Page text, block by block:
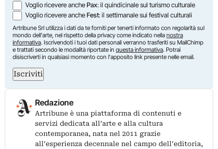
Voglio ricevere anchePax: il quindicinale sul turismo culturale
Voglio ricevere ancheFest: il settimanale sui festival culturali
Artribune Srl utilizza i dati da te forniti per tenerti informato con regolarità sul
mondo dell'arte, nel rispetto della privacy come indicato nella nostra
informativa. Iscrivendoti i tuoi dati personali verranno trasferiti su MailChimp
e trattati secondo le modalità riportate in questa informativa. Potrai
disiscriverti in qualsiasi momento con l'apposito link presente nelle email.
Iscriviti
Redazione
Artribune è una piattaforma di contenuti e
servizi dedicata all’arte e alla cultura
contemporanea, nata nel 2011 grazie
all’esperienza decennale nel campo dell’editoria,